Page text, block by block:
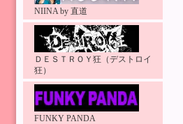
NIINA by 直道
ＤＥＳＴＲＯＹ狂（デストロイ
狂）
FUNKY PANDA